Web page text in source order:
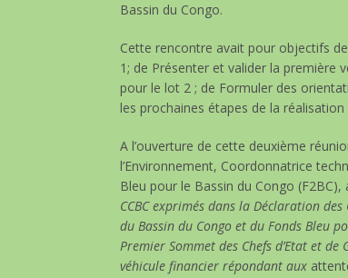
Bassin du Congo.
Cette rencontre avait pour objectifs
1; de Présenter et valider la première
pour le lot 2 ; de Formuler des
les prochaines étapes de la
A l’ouverture de cette deuxième
l’Environnement, Coordonnatrice
Bleu pour le Bassin du Congo
CCBC exprimés dans la Déclaration
du Bassin du Congo et du Fonds Bleu
Premier Sommet des Chefs d’Etat et
véhicule financier répondant aux